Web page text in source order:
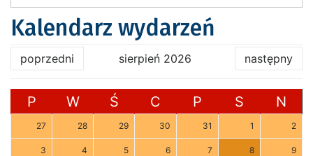
Kalendarz wydarzeń
poprzedni sierpień 2026 następny
P W Ś C P S N
27 28 29 30 31 1 2
3 4 5 6 7 8 9